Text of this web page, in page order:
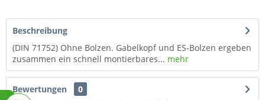
Beschreibung
(DIN 71752) Ohne Bolzen. Gabelkopf und ES-Bolzen ergeben
zusammen ein schnell montierbares... mehr
Bewertungen
0